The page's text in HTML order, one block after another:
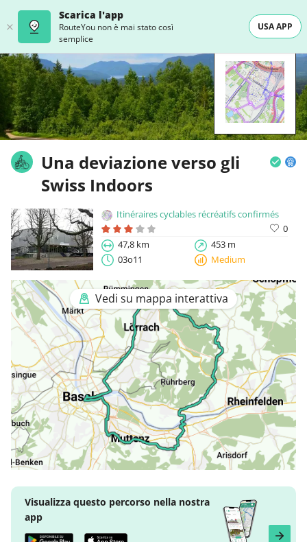
Scarica l'app
RouteYou non è mai stato così
semplice
USA APP
Una deviazione verso gli
Swiss Indoors
Itinéraires cyclables récréatifs confirmés
0
47,8 km
453 m
03o11
Medium
Vedi su mappa interattiva
Visualizza questo percorso nella nostra
app